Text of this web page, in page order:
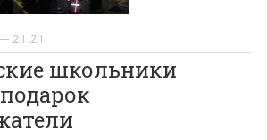
21:21
школьники